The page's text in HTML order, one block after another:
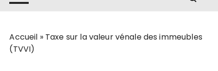
Accueil » Taxe sur la valeur vénale des immeubles
(TVVI)